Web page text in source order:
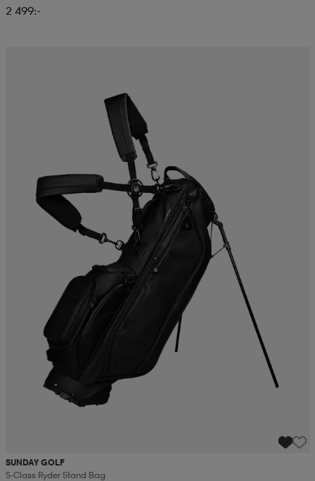
2 499:-
SUNDAY GOLF
S-Class Ryder Stand Bag